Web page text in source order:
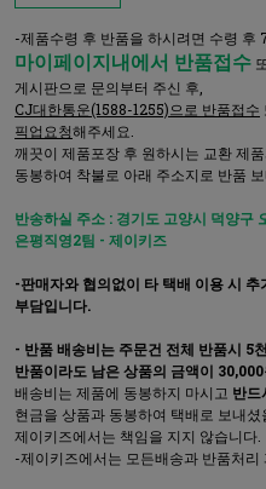
-제품수령 후 반품을 하시려면 수령 후
마이페이지내에서 반품접수
게시판으로 문의부터 주신 후,
CJ대한통운(1588-1255)으로 반품접수
픽업요청해주세요.
깨끗이 제품포장 후 원하시는 교환 제
동봉하여 착불로 아래 주소지로 반품
반송하실 주소 : 경기도 고양시 덕양구
은평직영2팀 - 제이키즈
-판매자와 협의없이 타 택배 이용 시
부담입니다.
- 반품 배송비는 주문건 전체 반품시 5
반품이라도 남은 상품의 금액이
배송비는 제품에 동봉하지 마시고 반드
현금을 상품과 동봉하여 택배로 보내
제이키즈에서는 책임을 지지 않습니다.
-제이키즈에서는 모든배송과 반품처